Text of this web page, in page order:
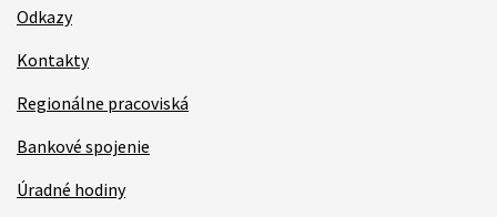
Odkazy
Kontakty
Regionálne pracoviská
Bankové spojenie
Úradné hodiny